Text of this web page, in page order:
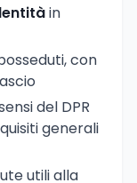
in
con
del DPR
generali
utili alla